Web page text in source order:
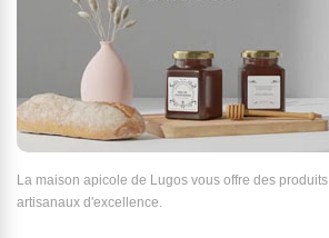
La maison apicole de Lugos vous offre des produits
artisanaux d'excellence.